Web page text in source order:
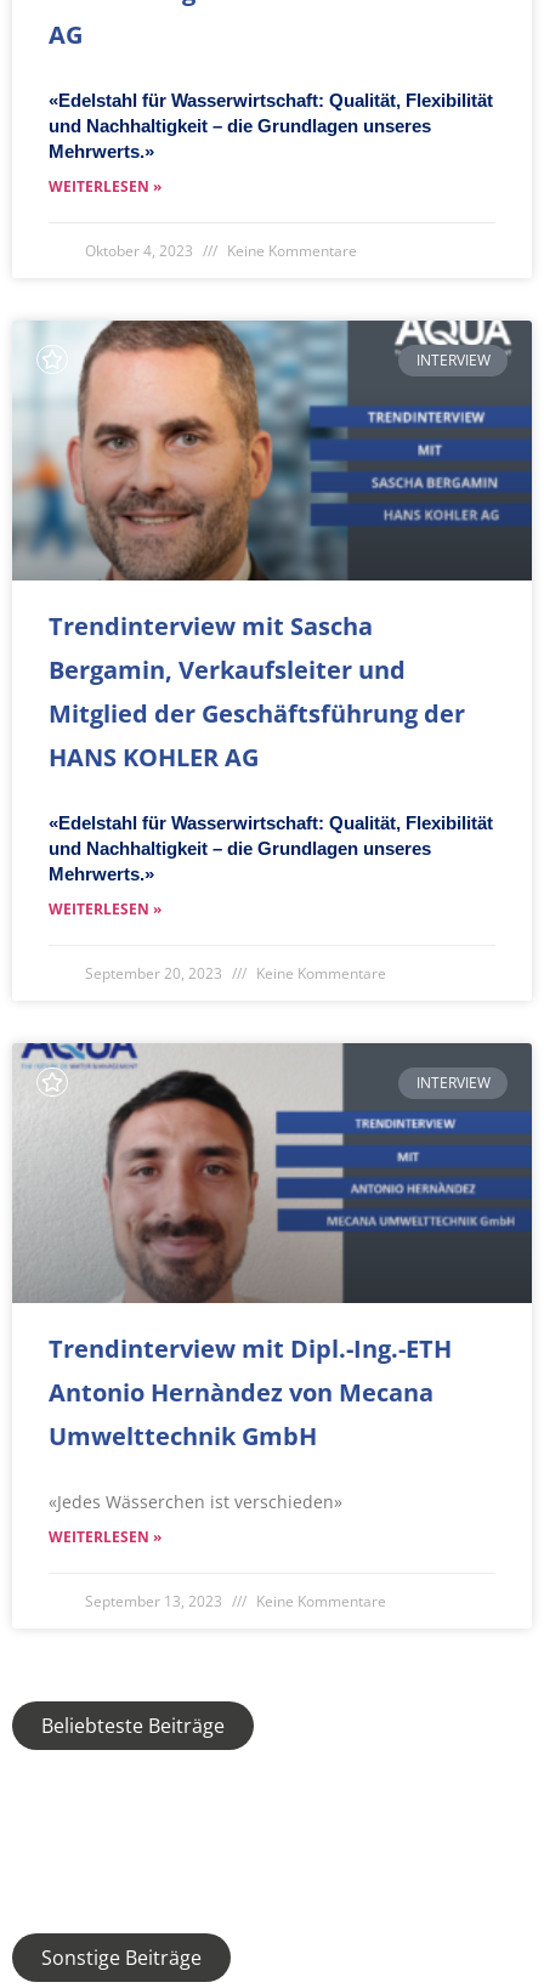
AG
«Edelstahl für Wasserwirtschaft: Qualität, Flexibilität
und Nachhaltigkeit – die Grundlagen unseres
Mehrwerts.»
WEITERLESEN »
Oktober 4, 2023 Keine Kommentare
INTERVIEW
Trendinterview mit Sascha
Bergamin, Verkaufsleiter und
Mitglied der Geschäftsführung der
HANS KOHLER AG
«Edelstahl für Wasserwirtschaft: Qualität, Flexibilität
und Nachhaltigkeit – die Grundlagen unseres
Mehrwerts.»
WEITERLESEN »
September 20, 2023 Keine Kommentare
INTERVIEW
Trendinterview mit Dipl.-Ing.-ETH
Antonio Hernàndez von Mecana
Umwelttechnik GmbH
«Jedes Wässerchen ist verschieden»
WEITERLESEN »
September 13, 2023 Keine Kommentare
Beliebteste Beiträge
Sonstige Beiträge